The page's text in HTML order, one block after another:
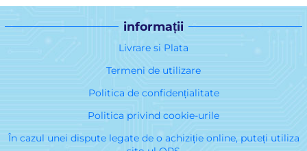
informații
Livrare si Plata
Termeni de utilizare
Politica de confidențialitate
Politica privind cookie-urile
În cazul unei dispute legate de o achiziție online, puteți utiliza